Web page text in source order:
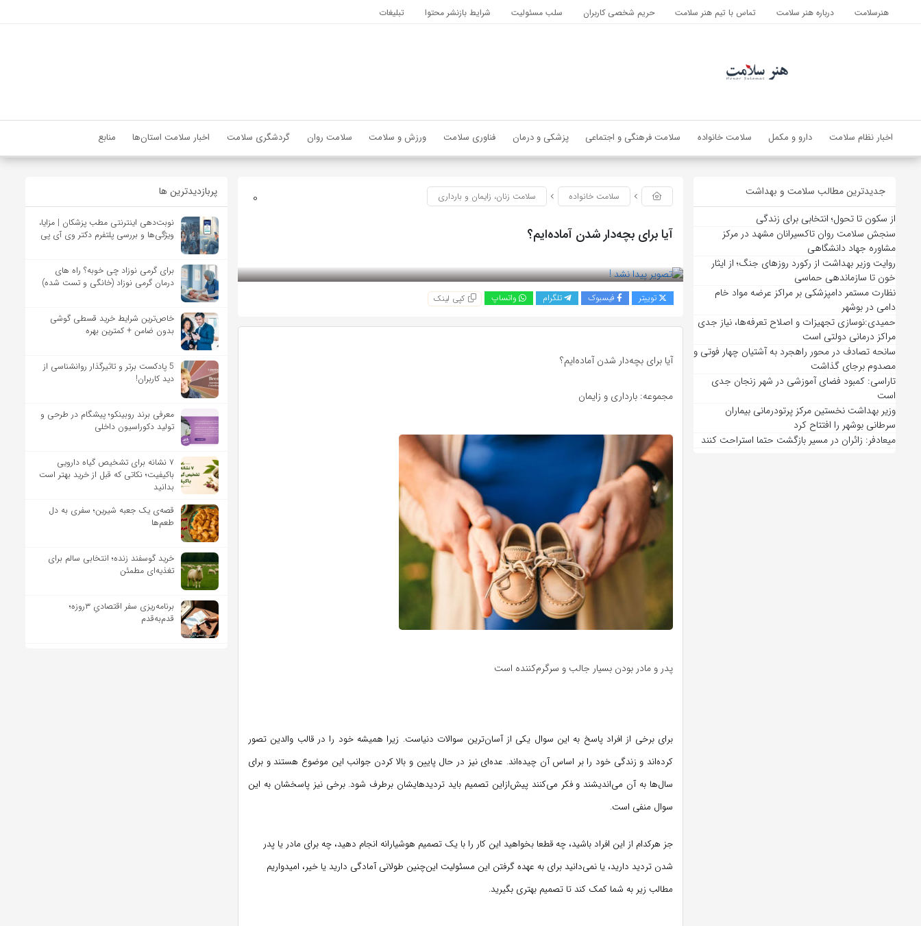
هنرسلامت درباره هنر سلامت تماس با تیم هنر سلامت حریم شخصی کاربران سلب مسئولیت شرایط بازنشر محتوا تبلیغات
اخبار نظام سلامت دارو و مکمل سلامت خانواده سلامت فرهنگی و اجتماعی پزشکی و درمان فناوری سلامت ورزش و سلامت سلامت روان گردشگری سلامت اخبار سلامت استان‌ها منابع
جدیدترین مطالب سلامت و بهداشت
از سکون تا تحول؛ انتخابی برای زندگی
سنجش سلامت روان تاکسیرانان مشهد در مرکز
مشاوره جهاد دانشگاهی
روایت وزیر بهداشت از رکورد روزهای جنگ؛ از ایثار
خون تا سازماندهی حماسی
نظارت مستمر دامپزشکی بر مراکز عرضه مواد خام
دامی در بوشهر
حمیدی:نوسازی تجهیزات و اصلاح تعرفه‌ها، نیاز جدی
مراکز درمانی دولتی است
سانحه تصادف در محور راهجرد به آشتیان چهار فوتی و
مصدوم برجای گذاشت
تاراسی: کمبود فضای آموزشی در شهر زنجان جدی
است
وزیر بهداشت نخستین مرکز پرتودرمانی بیماران
سرطانی بوشهر را افتتاح کرد
میعادفر: زائران در مسیر بازگشت حتما استراحت کنند
0 سلامت خانواده سلامت زنان، زایمان و بارداری
آیا برای بچه‌دار شدن آماده‌ایم؟
توییتر فیسبوک تلگرام واتساپ کپی لینک
آیا برای بچه‌دار شدن آماده‌ایم؟
مجموعه: بارداری و زایمان
پدر و مادر بودن بسیار جالب و سرگرم‌کننده است
برای برخی از افراد پاسخ به این سوال یکی از آسان‌ترین سوالات دنیاست. زیرا همیشه خود را در قالب والدین تصور
کرده‌اند و زندگی خود را بر اساس آن چیده‌اند. عده‌ای نیز در حال پایین و بالا کردن جوانب این موضوع هستند و برای
سال‌ها به آن می‌اندیشند و فکر می‌کنند پیش‌ازاین تصمیم باید تردیدهایشان برطرف شود. برخی نیز پاسخشان به این
سوال منفی است.
جز هرکدام از این افراد باشید، چه قطعا بخواهید این کار را با یک تصمیم هوشیارانه انجام دهید، چه برای مادر یا پدر
شدن تردید دارید، یا نمی‌دانید برای به عهده گرفتن این مسئولیت این‌چنین طولانی آمادگی دارید یا خیر، امیدواریم
مطالب زیر به شما کمک کند تا تصمیم بهتری بگیرید.
پربازدیدترین ها
نوبت‌دهی اینترنتی مطب پزشکان | مزایا،
ویژگی‌ها و بررسی پلتفرم دکتر وی آی پی
برای گرمی نوزاد چی خوبه؟ راه های
درمان گرمی نوزاد (خانگی و تست شده)
خاص‌ترین شرایط خرید قسطی گوشی
بدون ضامن + کمترین بهره
5 پادکست برتر و تاثیرگذار روانشناسی از
دید کاربران!
معرفی برند روبینکو؛ پیشگام در طرحی و
تولید دکوراسیون داخلی
۷ نشانه برای تشخیص گیاه دارویی
باکیفیت؛ نکاتی که قبل از خرید بهتر است
بدانید
قصه‌ی یک جعبه شیرین؛ سفری به دل
طعم‌ها
خرید گوسفند زنده؛ انتخابی سالم برای
تغذیه‌ای مطمئن
برنامه‌ریزی سفر اقتصادیِ ۳روزه؛
قدم‌به‌قدم